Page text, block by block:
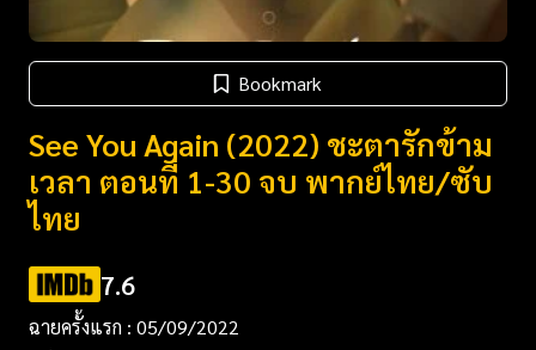
Bookmark
See You Again (2022) ชะตารักข้าม
เวลา ตอนที่ 1-30 จบ พากย์ไทย/ซับ
ไทย
7.6
ฉายครั้งแรก : 05/09/2022